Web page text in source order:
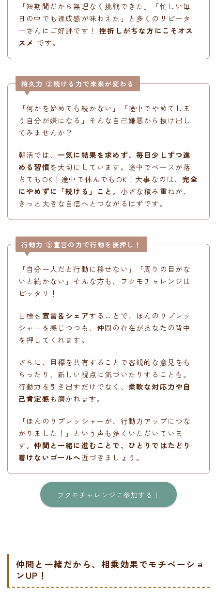
「短期間だから無理なく挑戦できた」「忙しい毎
日の中でも達成感が味わえた」と多くのリピータ
ーさんにご好評です！挫折しがちな方にこそオス
スメ です。
持久力 ②続ける力で未来が変わる
「何かを始めても続かない」「途中でやめてしま
う自分が嫌になる」そんな自己嫌悪から抜け出し
てみませんか？
朝活では、 一気に結果を求めず、毎日少しずつ進
める習慣を大切にしています。途中でペースが落
ちてもOK！途中で休んでもOK！大事なのは、完全
にやめずに「続ける」こと。小さな積み重ねが、
きっと大きな自信へとつながるはずです。
行動力 ③宣言の力で行動を後押し！
「自分一人だと行動に移せない」「周りの目がな
いと続かない」そんな方も、フクモチャレンジは
ピッタリ！
目標を 宣言＆シェアすることで、ほんのりプレッ
シャーを感じつつも、仲間の存在があなたの背中
を押してくれます。
さらに、目標を共有することで客観的な意見をも
らったり、新しい視点に気づいたりすることも。
行動力を引き出すだけでなく、 柔軟な対応力や自
己肯定感も磨かれます。
「ほんのりプレッシャーが、行動力アップにつな
がりました！」という声も多くいただいていま
す。仲間と一緒に進むことで、ひとりではたどり
着けないゴールへ近づきましょう。
フクモチャレンジに参加する！
仲間と一緒だから、相乗効果でモチベーショ
ンUP！